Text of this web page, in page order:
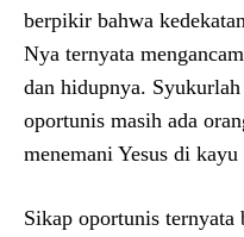
berpikir bahwa
Nya ternyata
dan hidupnya.
oportunis masih ada
menemani Yesus di
Sikap oportunis